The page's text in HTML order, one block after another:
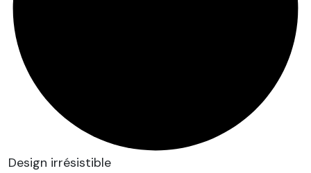
Design irrésistible